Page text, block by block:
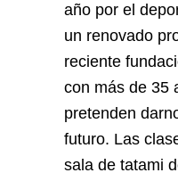
año por el
un renovado
reciente
con más de 35
pretenden
futuro. Las
sala de tatami